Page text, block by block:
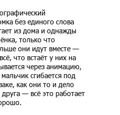
без единого слова
из дома и однажды
только что
они идут вместе —
что встаёт у них на
через анимацию,
сгибается под
как они то и дело
— всё это работает